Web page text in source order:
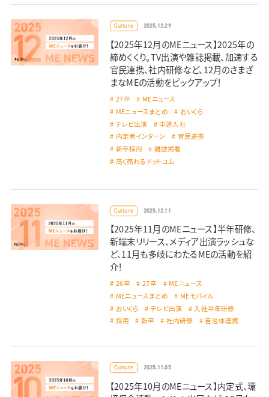
Culture 2025.12.29
【2025年12月のMEニュース】2025年の
締めくくり。TV出演や雑誌掲載、加速する
官民連携、社内研修など、12月のさまざ
まなMEの活動をピックアップ！
27卒 MEニュース
MEニュースまとめ
おいくら
テレビ出演
中途入社
内定者インターン
官民連携
新卒採用
雑誌掲載
高く売れるドットコム
Culture 2025.12.11
【2025年11月のMEニュース】半年研修、
新端末リリース、メディア出演ラッシュな
ど、11月も多岐にわたるMEの活動を紹
介！
26卒 27卒 MEニュース
MEニュースまとめ
MEモバイル
おいくら
テレビ出演
入社半年研修
採用
新卒 社内研修 自治体連携
Culture 2025.11.05
【2025年10月のMEニュース】内定式、環